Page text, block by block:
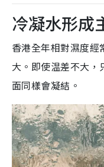
冷凝水形成
香港全年相對濕度
大。即使温差不大，
面同樣會凝結。